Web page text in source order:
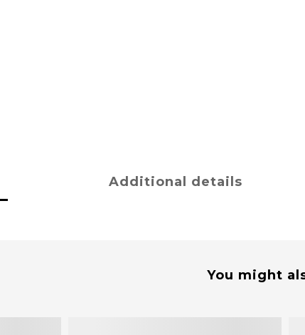
Additional details
You might